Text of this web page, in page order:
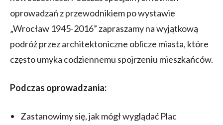
oprowadzań z przewodnikiem po wystawie
„Wrocław 1945-2016” zapraszamy na wyjątkową
podróż przez architektoniczne oblicze miasta, które
często umyka codziennemu spojrzeniu mieszkańców.
Podczas oprowadzania:
Zastanowimy się, jak mógł wyglądać Plac